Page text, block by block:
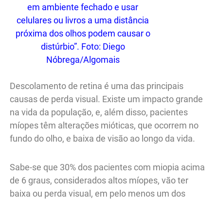
em ambiente fechado e usar
celulares ou livros a uma distância
próxima dos olhos podem causar o
distúrbio”. Foto: Diego
Nóbrega/Algomais
Descolamento de retina é uma das principais
causas de perda visual. Existe um impacto grande
na vida da população, e, além disso, pacientes
míopes têm alterações mióticas, que ocorrem no
fundo do olho, e baixa de visão ao longo da vida.
Sabe-se que 30% dos pacientes com miopia acima
de 6 graus, considerados altos míopes, vão ter
baixa ou perda visual, em pelo menos um dos